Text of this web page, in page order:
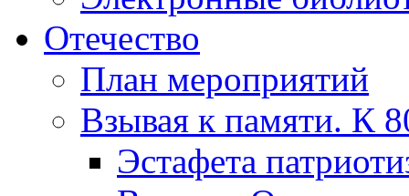
Отечество
План мероприятий
Взывая к памяти. К
Эcтафета